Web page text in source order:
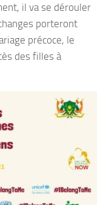
il va se dérouler
porteront
précoce, le
des filles à